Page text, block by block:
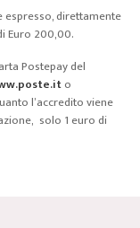
direttamente
Euro 200,00.
Postepay del
o
l’accredito viene
solo 1 euro di